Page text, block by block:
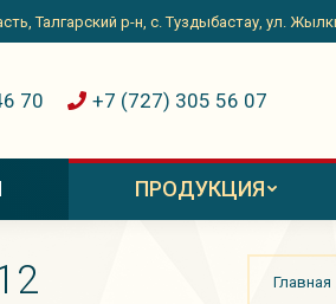
Талгарский р-н, с. Туздыбастау, ул.
70 +7 (727) 305 56 07
ПРОДУКЦИЯ
Вы здесь:
Главная
Талгарский р-н, с. Туздыбастау, ул.